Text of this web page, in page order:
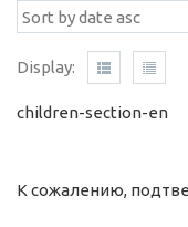
Display:
children-section-en
К сожалению,